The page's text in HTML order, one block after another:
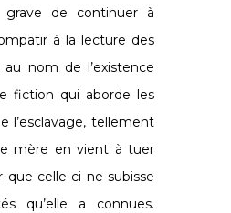
de continuer à
à la lecture des
nom de l’existence
fiction qui aborde les
l’esclavage, tellement
mère en vient à tuer
celle-ci ne subisse
qu’elle a connues.